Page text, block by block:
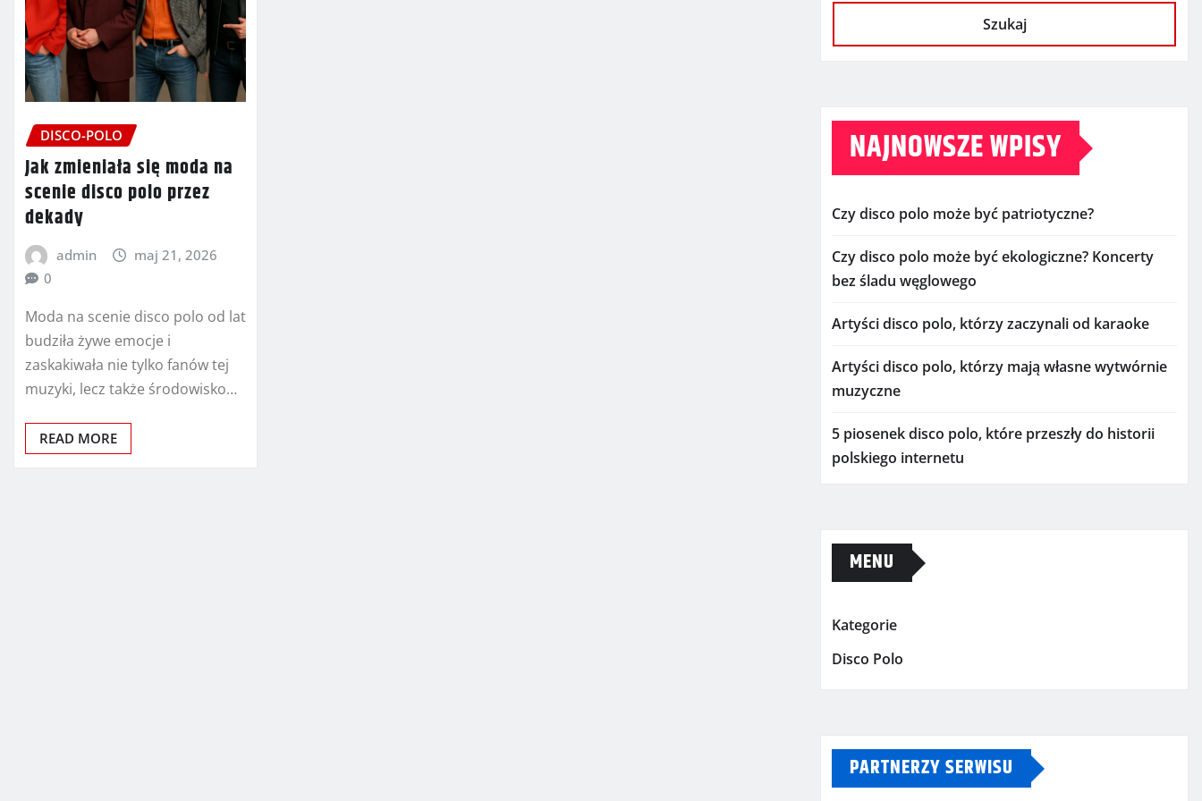
DISCO-POLO
Jak zmieniała się moda na
scenie disco polo przez
dekady
admin
maj 21, 2026
0
Moda na scenie disco polo od lat
budziła żywe emocje i
zaskakiwała nie tylko fanów tej
muzyki, lecz także środowisko…
READ MORE
Szukaj
NAJNOWSZE WPISY
Czy disco polo może być patriotyczne?
Czy disco polo może być ekologiczne? Koncerty
bez śladu węglowego
Artyści disco polo, którzy zaczynali od karaoke
Artyści disco polo, którzy mają własne wytwórnie
muzyczne
5 piosenek disco polo, które przeszły do historii
polskiego internetu
MENU
Kategorie
Disco Polo
PARTNERZY SERWISU